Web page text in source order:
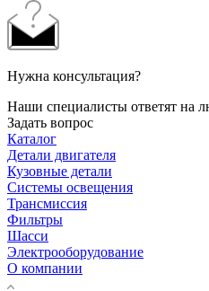
Нужна консультация?
Наши специалисты ответят на
Задать вопрос
Каталог
Детали двигателя
Кузовные детали
Системы освещения
Трансмиссия
Фильтры
Шасси
Электрооборудование
О компании